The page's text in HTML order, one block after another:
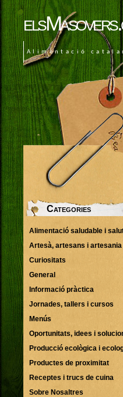
Alimentació
Categories
Alimentació saludable i
Artesà, artesans i artesania
Curiositats
General
Informació pràctica
Jornades, tallers i cursos
Menús
Oportunitats, idees i
Producció ecològica i
Productes de proximitat
Receptes i trucs de cuina
Sobre Nosaltres